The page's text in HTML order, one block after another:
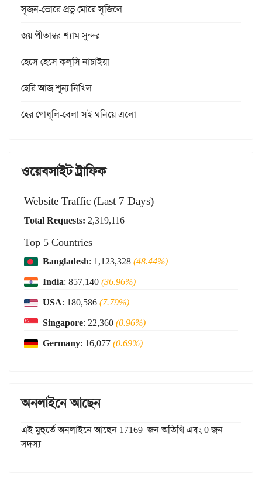
সৃজন-ভোরে প্রভু মোরে সৃজিলে
জয় পীতাম্বর শ্যাম সুন্দর
হেসে হেসে কল্‌সি নাচাইয়া
হেরি আজ শূন্য নিখিল
হের গোধূলি-বেলা সই ঘনিয়ে এলো
ওয়েবসাইট ট্রাফিক
Website Traffic (Last 7 Days)
Total Requests: 2,319,116
Top 5 Countries
Bangladesh: 1,123,328(48.44%)
India: 857,140(36.96%)
USA: 180,586(7.79%)
Singapore: 22,360(0.96%)
Germany: 16,077(0.69%)
অনলাইনে আছেন
এই মুহুর্তে অনলাইনে আছেন 17169 জন অতিথি এবং 0 জন
সদস্য